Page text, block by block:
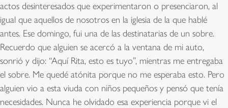
actos desinteresados que experimentaron o presenciaron, al
igual que aquellos de nosotros en la iglesia de la que hablé
antes. Ese domingo, fui una de las destinatarias de un sobre.
Recuerdo que alguien se acercó a la ventana de mi auto,
sonrió y dijo: “Aquí Rita, esto es tuyo”, mientras me entregaba
el sobre. Me quedé atónita porque no me esperaba esto. Pero
alguien vio a esta viuda con niños pequeños y pensó que tenía
necesidades. Nunca he olvidado esa experiencia porque vi el